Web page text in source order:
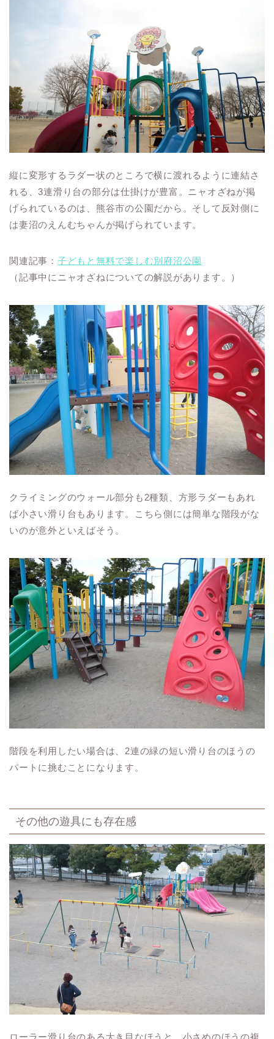
縦に変形するラダー状のところで横に渡れるように連結さ
れる、3連滑り台の部分は仕掛けが豊富。ニャオざねが掲
げられているのは、熊谷市の公園だから。そして反対側に
は妻沼のえんむちゃんが掲げられています。
関連記事： 子どもと無料で楽しむ別府沼公園
（記事中にニャオざねについての解説があります。）
クライミングのウォール部分も2種類、方形ラダーもあれ
ば小さい滑り台もあります。こちら側には簡単な階段がな
いのが意外といえばそう。
階段を利用したい場合は、2連の緑の短い滑り台のほうの
パートに挑むことになります。
その他の遊具にも存在感
ローラー滑り台のある大き目なほうと、小さめのほうの複